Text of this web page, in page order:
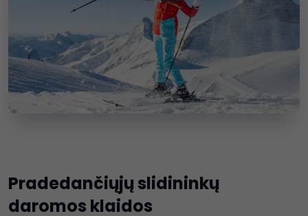
Pradedančiųjų slidininkų
daromos klaidos